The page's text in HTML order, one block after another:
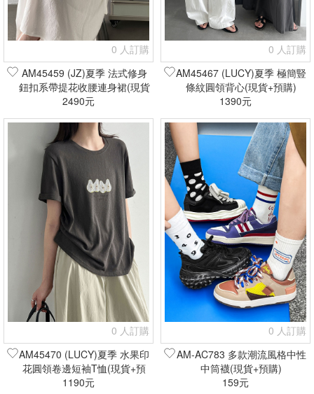
0 人訂購
AM45459 (JZ)夏季 法式修身
鈕扣系帶提花收腰連身裙(現貨
+預購)
2490元
0 人訂購
AM45467 (LUCY)夏季 極簡豎
條紋圓領背心(現貨+預購)
1390元
0 人訂購
AM45470 (LUCY)夏季 水果印
花圓領卷邊短袖T恤(現貨+預
購)
1190元
0 人訂購
AM-AC783 多款潮流風格中性
中筒襪(現貨+預購)
159元